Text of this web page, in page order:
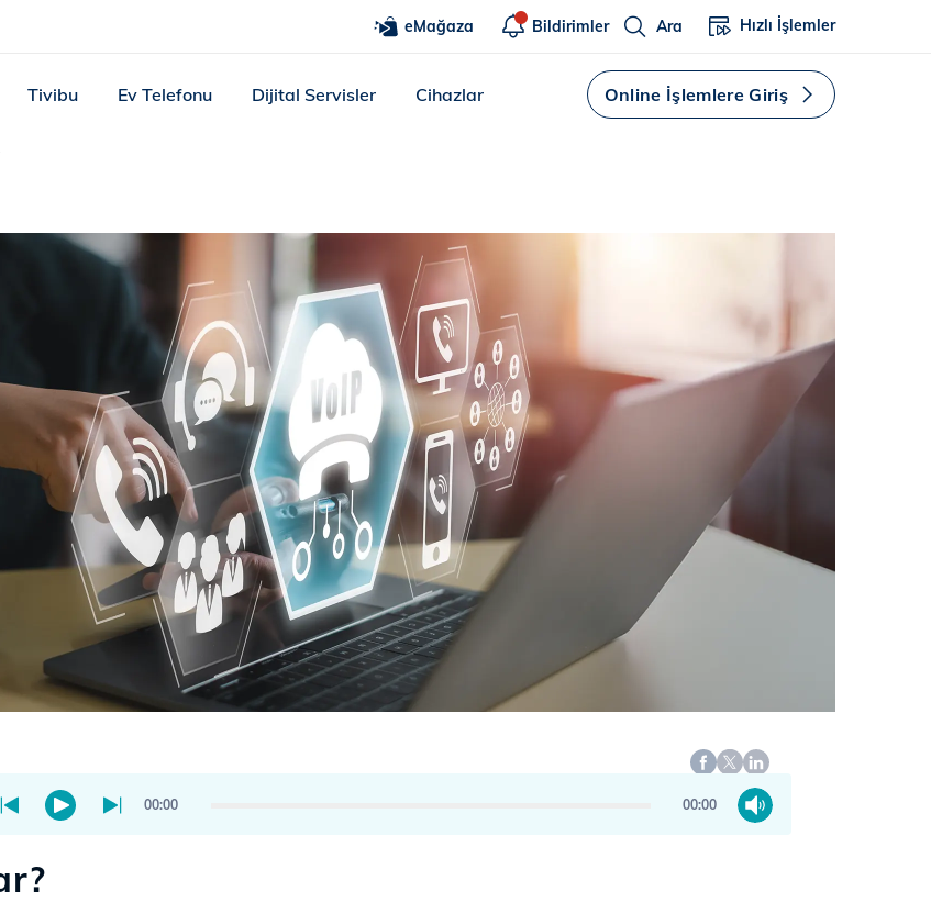
eMağaza Bildirimler Ara Hızlı İşlemler
Tivibu Ev Telefonu Dijital Servisler Cihazlar Online İşlemlere Giriş
00:00 00:00